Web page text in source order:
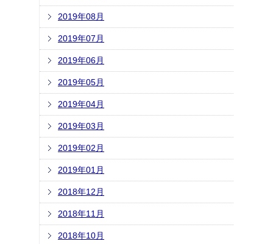
2019年08月
2019年07月
2019年06月
2019年05月
2019年04月
2019年03月
2019年02月
2019年01月
2018年12月
2018年11月
2018年10月